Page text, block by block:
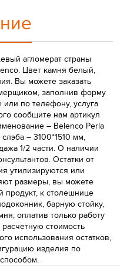
агломерат страны
Цвет камня белый,
Вы можете заказать
заполнив форму
по телефону, услуга
сообщите нам артикул
– Belenco Perla
– 3100*1510 мм,
1/2 части. О наличии
Остатки от
утилизируются или
размеры, вы можете
продукт, к столешнице
барную стойку,
оплатив только работу
стоимость
использования остатков,
изделия по